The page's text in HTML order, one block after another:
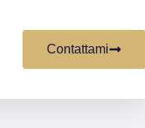
Contattami